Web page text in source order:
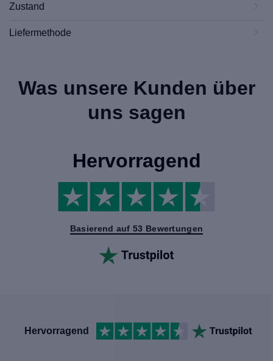
Zustand
Liefermethode
Was unsere Kunden über
uns sagen
Hervorragend
Basierend auf 53 Bewertungen
Hervorragend